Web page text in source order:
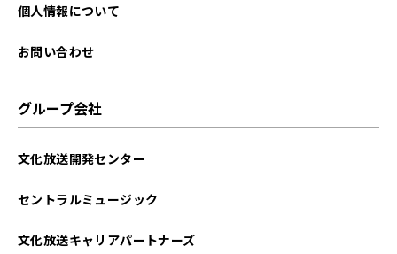
2023年06月
2023年03月
個人情報について
お問い合わせ
グループ会社
文化放送開発センター
セントラルミュージック
文化放送キャリアパートナーズ